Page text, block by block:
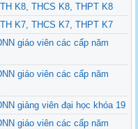
K8, THCS K8, THPT K8
K7, THCS K7, THPT K7
giáo viên các cấp năm
giáo viên các cấp năm
giảng viên đại học khóa 19
giáo viên các cấp năm